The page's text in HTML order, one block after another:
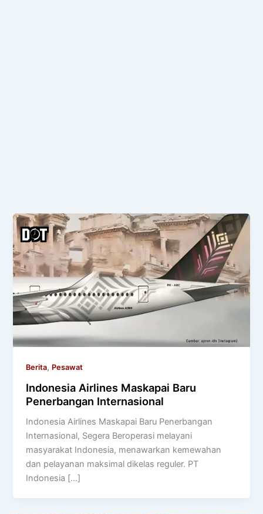
Berita, Pesawat
Indonesia Airlines Maskapai Baru
Penerbangan Internasional
Indonesia Airlines Maskapai Baru Penerbangan
Internasional, Segera Beroperasi melayani
masyarakat Indonesia, menawarkan kemewahan
dan pelayanan maksimal dikelas reguler. PT
Indonesia […]